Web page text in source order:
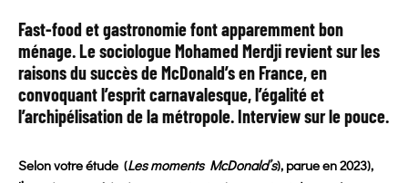
Fast-food et gastronomiefont apparemment bon
ménage. Le sociologue Mohamed Merdji revient sur les
raisons du succès de McDonald’s en France, en
convoquant l’esprit carnavalesque, l’égalité et
l’archipélisation de la métropole. Interview sur le pouce.
Selon votre étude (Les moments McDonald’s), parue en 2023),